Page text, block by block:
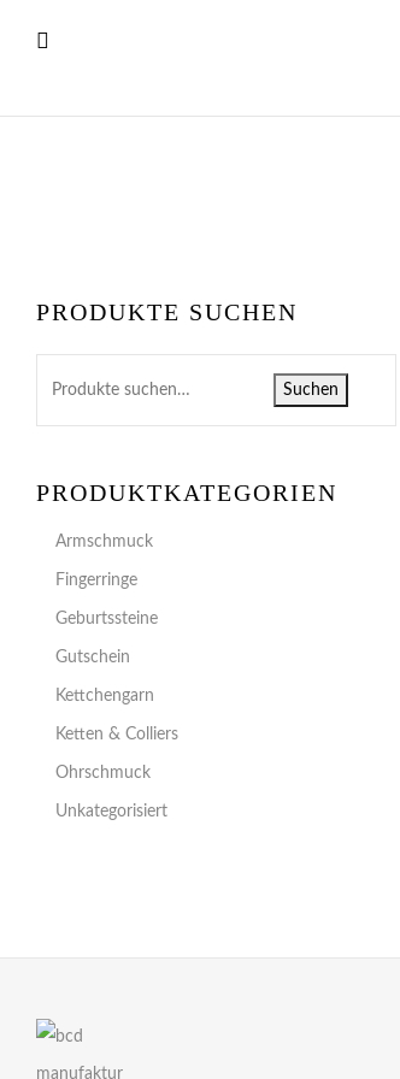
PRODUKTE SUCHEN
Suchen
PRODUKTKATEGORIEN
Armschmuck
Fingerringe
Geburtssteine
Gutschein
Kettchengarn
Ketten & Colliers
Ohrschmuck
Unkategorisiert